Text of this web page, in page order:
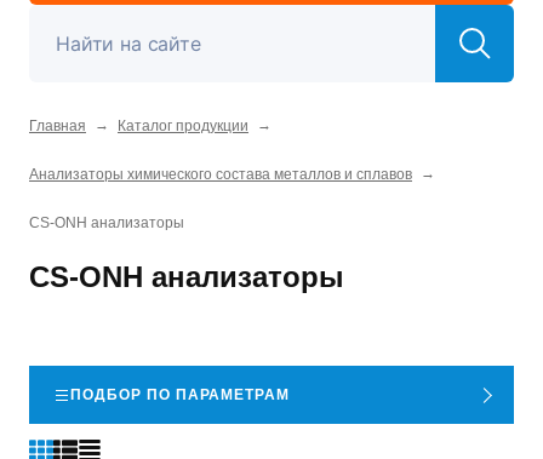
Главная → Каталог продукции →
Анализаторы химического состава металлов и сплавов →
CS-ONH анализаторы
CS-ONH анализаторы
ПОДБОР ПО ПАРАМЕТРАМ